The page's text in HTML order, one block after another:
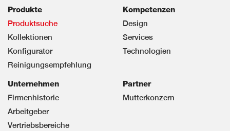
Produkte
Produktsuche
Kollektionen
Konfigurator
Reinigungsempfehlung
Kompetenzen
Design
Services
Technologien
Unternehmen
Firmenhistorie
Arbeitgeber
Vertriebsbereiche
Partner
Mutterkonzern